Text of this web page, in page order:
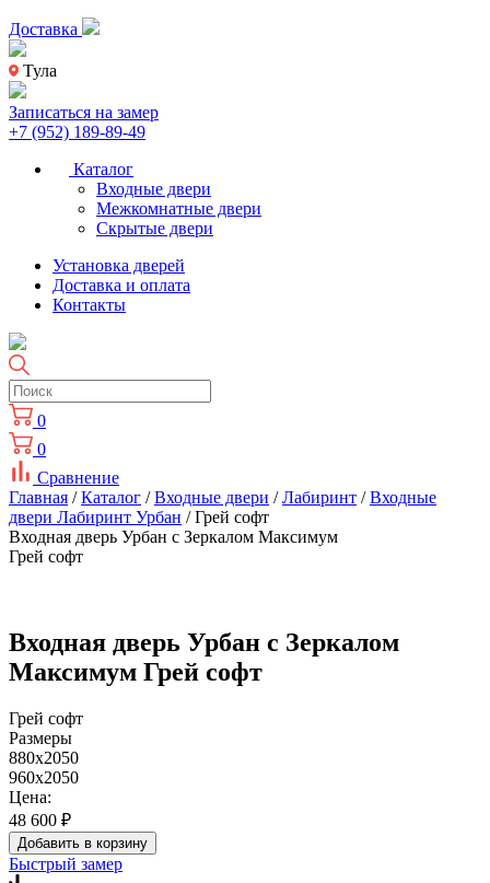
Доставка
Тула
Записаться на замер
+7 (952) 189-89-49
Каталог
Входные двери
Межкомнатные двери
Скрытые двери
Установка дверей
Доставка и оплата
Контакты
0
0
Сравнение
Главная /Каталог /Входные двери /Лабиринт /Входные
двери Лабиринт Урбан / Грей софт
Входная дверь Урбан с Зеркалом Максимум
Грей софт
Входная дверь Урбан с Зеркалом
Максимум Грей софт
Грей софт
Размеры
880x2050
960x2050
Цена:
48 600 ₽
Добавить в корзину
Быстрый замер